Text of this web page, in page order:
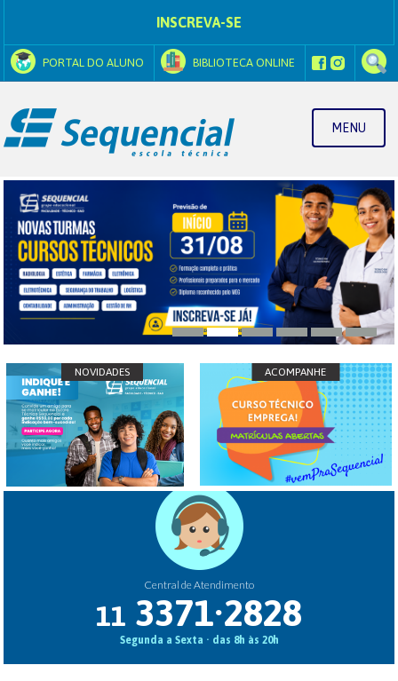
INSCREVA-SE
PORTAL DO ALUNO BIBLIOTECA ONLINE
MENU
Home
A Sequencial
Novidades
Eventos
Juramentos
Perguntas Frequentes
Trabalhe Conosco
Ouvidoria
Fale Conosco
NOVIDADES ACOMPANHE
Central de Atendimento
11 3371·2828
Segunda a Sexta · das 8h às 20h